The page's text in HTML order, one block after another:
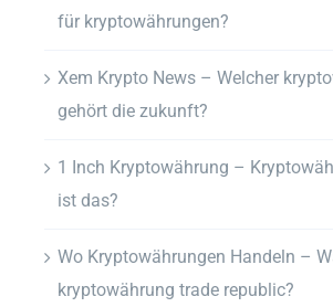
für kryptowährungen?
Xem Krypto News – Welcher
gehört die zukunft?
1 Inch Kryptowährung –
ist das?
Wo Kryptowährungen Handeln –
kryptowährung trade republic?